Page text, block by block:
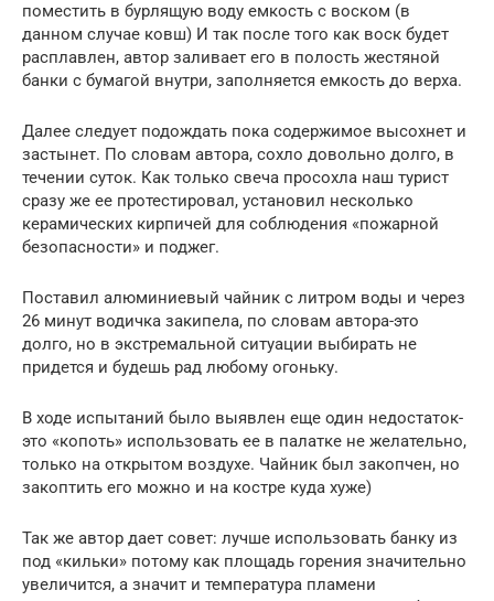
поместить в бурлящую воду емкость с воском (в
данном случае ковш) И так после того как воск будет
расплавлен, автор заливает его в полость жестяной
банки с бумагой внутри, заполняется емкость до верха.
Далее следует подождать пока содержимое высохнет и
застынет. По словам автора, сохло довольно долго, в
течении суток. Как только свеча просохла наш турист
сразу же ее протестировал, установил несколько
керамических кирпичей для соблюдения «пожарной
безопасности» и поджег.
Поставил алюминиевый чайник с литром воды и через
26 минут водичка закипела, по словам автора-это
долго, но в экстремальной ситуации выбирать не
придется и будешь рад любому огоньку.
В ходе испытаний было выявлен еще один недостаток-
это «копоть» использовать ее в палатке не желательно,
только на открытом воздухе. Чайник был закопчен, но
закоптить его можно и на костре куда хуже)
Так же автор дает совет: лучше использовать банку из
под «кильки» потому как площадь горения значительно
увеличится, а значит и температура пламени